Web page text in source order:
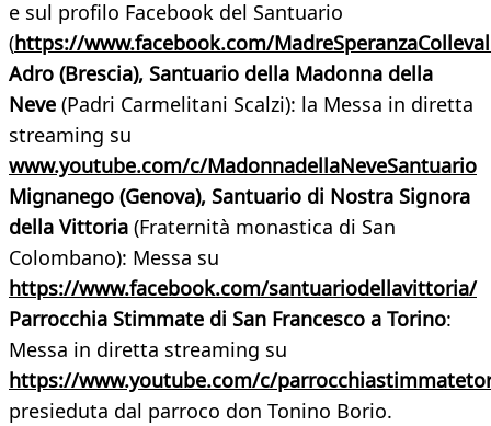
e sul profilo Facebook del Santuario
(https://www.facebook.com/
Adro (Brescia), Santuario della Madonna della
Neve (Padri Carmelitani Scalzi): la Messa in diretta
streaming su
www.youtube.com/c/MadonnadellaNeveSantuario
Mignanego (Genova), Santuario di Nostra Signora
della Vittoria (Fraternità monastica di San
Colombano): Messa su
https://www.facebook.com/santuariodellavittoria/
Parrocchia Stimmate di San Francesco a Torino:
Messa in diretta streaming su
https://www.youtube.com/c/
presieduta dal parroco don Tonino Borio.